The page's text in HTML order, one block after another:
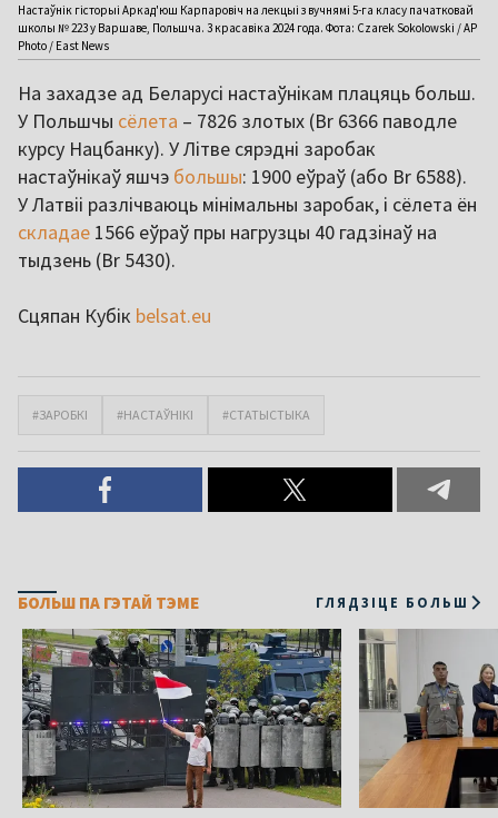
Настаўнік гісторыі Аркад'юш Карпаровіч на лекцыі з вучнямі 5-га класу пачатковай
школы № 223 у Варшаве, Польшча. 3 красавіка 2024 года. Фота: Czarek Sokolowski / AP
Photo / East News
На захадзе ад Беларусі настаўнікам плацяць больш.
У Польшчы сёлета – 7826 злотых (Br 6366 паводле
курсу Нацбанку). У Літве сярэдні заробак
настаўнікаў яшчэ большы: 1900 еўраў (або Br 6588).
У Латвіі разлічваюць мінімальны заробак, і сёлета ён
складае 1566 еўраў пры нагрузцы 40 гадзінаў на
тыдзень (Br 5430).
Сцяпан Кубік belsat.eu
#ЗАРОБКІ #НАСТАЎНІКІ #СТАТЫСТЫКА
БОЛЬШ ПА ГЭТАЙ ТЭМЕ ГЛЯДЗІЦЕ БОЛЬШ